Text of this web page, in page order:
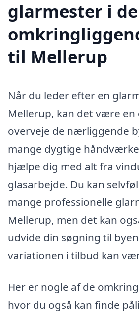
glarmester i de
til Mellerup
Når du leder efter en
Mellerup, kan det være en
overveje de nærliggende
mange dygtige
hjælpe dig med alt fra
glasarbejde. Du kan
mange professionelle
Mellerup, men det kan
udvide din søgning til
variationen i tilbud kan
Her er nogle af de
hvor du også kan finde